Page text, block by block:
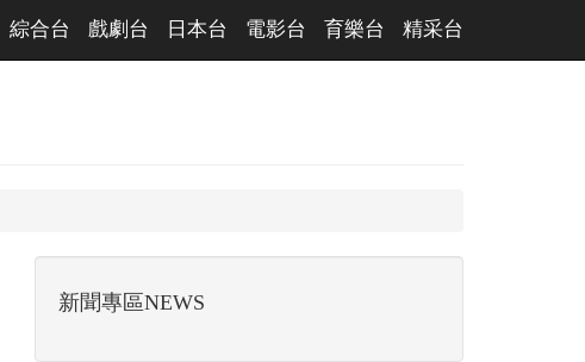
綜合台 戲劇台 日本台 電影台 育樂台 精采台
新聞專區NEWS